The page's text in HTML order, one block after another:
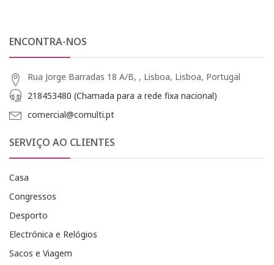
ENCONTRA-NOS
Rua Jorge Barradas 18 A/B, , Lisboa, Lisboa, Portugal
218453480 (Chamada para a rede fixa nacional)
comercial@comulti.pt
SERVIÇO AO CLIENTES
Casa
Congressos
Desporto
Electrónica e Relógios
Sacos e Viagem